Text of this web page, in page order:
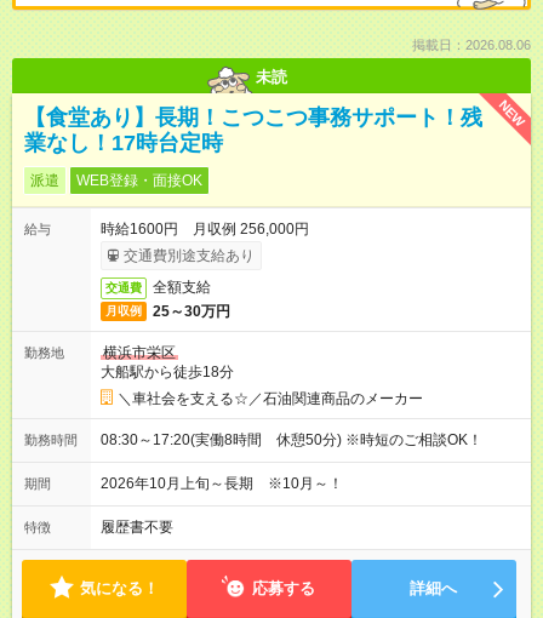
掲載日：2026.08.06
未読
NEW
【食堂あり】長期！こつこつ事務サポート！残
業なし！17時台定時
派遣 WEB登録・面接OK
給与
時給1600円 月収例 256,000円
交通費別途支給あり
交通費 全額支給
月収例 25～30万円
勤務地
横浜市栄区
大船駅から徒歩18分
＼車社会を支える☆／石油関連商品のメーカー
勤務時間 08:30～17:20(実働8時間 休憩50分) ※時短のご相談OK！
期間 2026年10月上旬～長期 ※10月～！
特徴 履歴書不要
気になる！ 応募する 詳細へ